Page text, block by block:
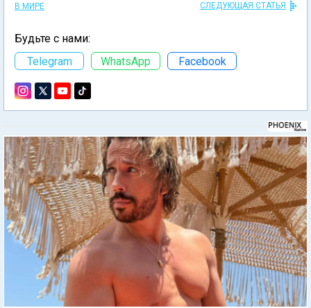
В МИРЕ СЛЕДУЮЩАЯ СТАТЬЯ
Будьте с нами:
Telegram
WhatsApp Facebook